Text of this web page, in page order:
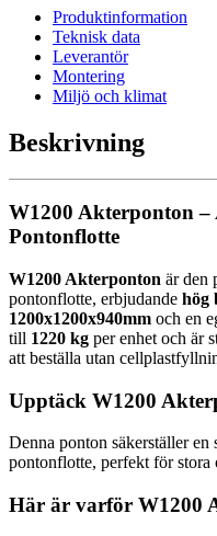
Produktinformation
Teknisk data
Leverantör
Montering
Miljö och klimat
Beskrivning
W1200 Akterponton
Pontonflotte
W1200 Akterponton är den
pontonflotte, erbjudande hög
1200x1200x940mm och en
till 1220 kg per enhet och är
att beställa utan
Upptäck W1200
Denna ponton säkerställer
pontonflotte, perfekt för stora
Här är varför W1200